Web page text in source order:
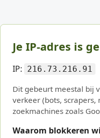
Je IP-adres is
IP: 216.73.216.91
Dit gebeurt meestal bij
verkeer (bots,
zoekmachines zoals
Waarom blokkeren